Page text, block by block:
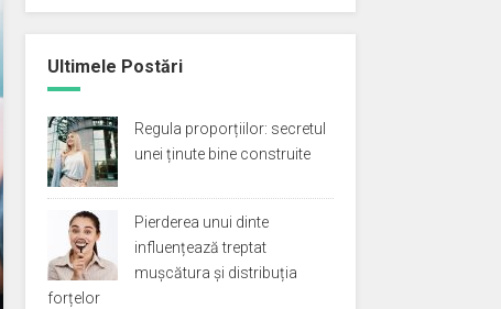
Ultimele Postări
Regula proporțiilor: secretul
unei ținute bine construite
Pierderea unui dinte
influențează treptat
mușcătura și distribuția
forțelor